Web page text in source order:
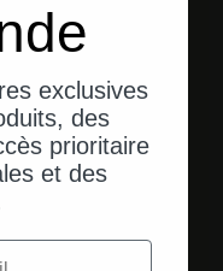
exclusives
des
prioritaire
et des